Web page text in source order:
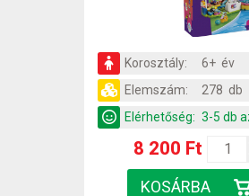
Korosztály:
6+ év
Elemszám:
278 db
Elérhetőség: 3-5 db
8 200 Ft